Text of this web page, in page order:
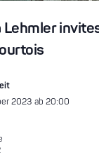
Lehmler
2023 ab 20:00